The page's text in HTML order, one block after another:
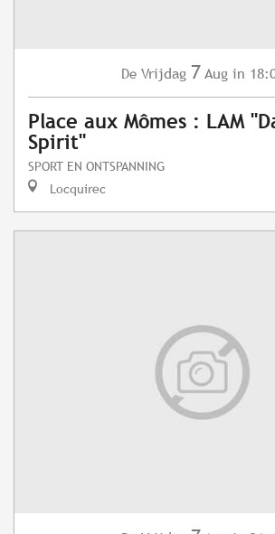
De Vrijdag 7 Aug in
Place aux Mômes : LAM
Spirit"
SPORT EN ONTSPANNING
Locquirec